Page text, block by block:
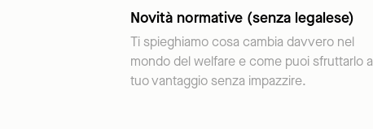
Novità normative (senza legalese)
Ti spieghiamo cosa cambia davvero nel
mondo del welfare e come puoi sfruttarlo a
tuo vantaggio senza impazzire.